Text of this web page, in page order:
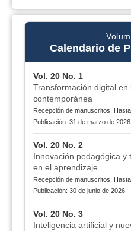
Calendario de
Vol. 20 No. 1
Transformación digital en
contemporánea
Recepción de manuscritos:
Publicación: 31 de marzo de 2026
Vol. 20 No. 2
Innovación pedagógica
en el aprendizaje
Recepción de manuscritos:
Publicación: 30 de junio de 2026
Vol. 20 No. 3
Inteligencia artificial y